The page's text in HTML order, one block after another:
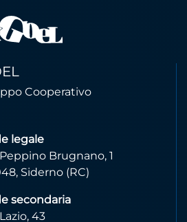
Cooperativo
legale
Brugnano, 1
Siderno (RC)
secondaria
43